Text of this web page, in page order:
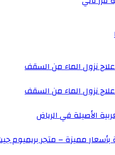
نزول الماء من السقف
نزول الماء من السقف
الأصيلة في الرياض
بأسعار مميزة – متجر بريميوم